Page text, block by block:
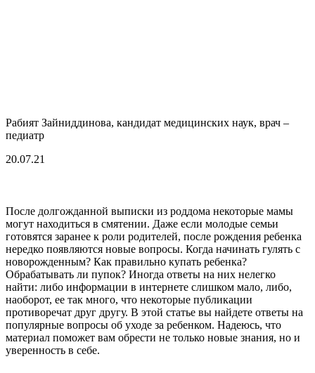
Рабият Зайниддинова, кандидат медицинских наук, врач –
педиатр
20.07.21
После долгожданной выписки из роддома некоторые мамы
могут находиться в смятении. Даже если молодые семьи
готовятся заранее к роли родителей, после рождения ребенка
нередко появляются новые вопросы. Когда начинать гулять с
новорожденным? Как правильно купать ребенка?
Обрабатывать ли пупок? Иногда ответы на них нелегко
найти: либо информации в интернете слишком мало, либо,
наоборот, ее так много, что некоторые публикации
противоречат друг другу. В этой статье вы найдете ответы на
популярные вопросы об уходе за ребенком. Надеюсь, что
материал поможет вам обрести не только новые знания, но и
уверенность в себе.